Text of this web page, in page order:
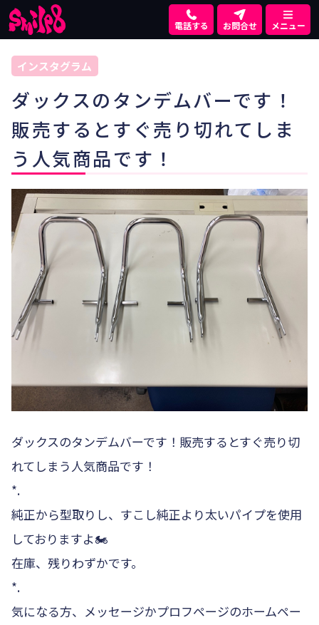
電話する お問合せ メニュー
インスタグラム
ダックスのタンデムバーです！
販売するとすぐ売り切れてしま
う人気商品です！
ダックスのタンデムバーです！販売するとすぐ売り切
れてしまう人気商品です！
*.
純正から型取りし、すこし純正より太いパイプを使用
しておりますよ🏍
在庫、残りわずかです。
*.
気になる方、メッセージかプロフページのホームペー